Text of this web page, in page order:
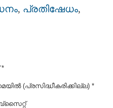
, പ്രതിഷേധം,
*
(പ്രസിദ്ധീകരിക്കില്ല) *